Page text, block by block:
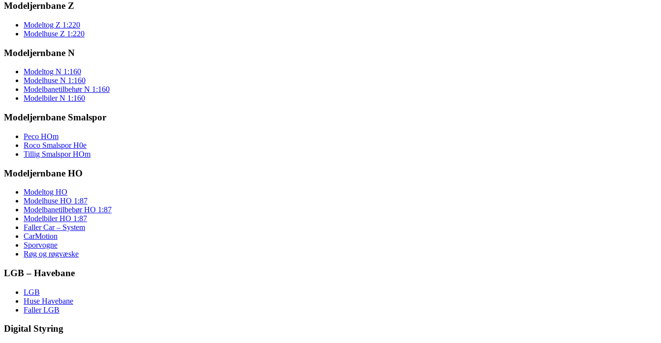
Modeljernbane Z
Modeltog Z 1:220
Modelhuse Z 1:220
Modeljernbane N
Modeltog N 1:160
Modelhuse N 1:160
Modelbanetilbehør N 1:160
Modelbiler N 1:160
Modeljernbane Smalspor
Peco HOm
Roco Smalspor H0e
Tillig Smalspor HOm
Modeljernbane HO
Modeltog HO
Modelhuse HO 1:87
Modelbanetilbebør HO 1:87
Modelbiler HO 1:87
Faller Car – System
CarMotion
Sporvogne
Røg og røgvæske
LGB – Havebane
LGB
Huse Havebane
Faller LGB
Digital Styring